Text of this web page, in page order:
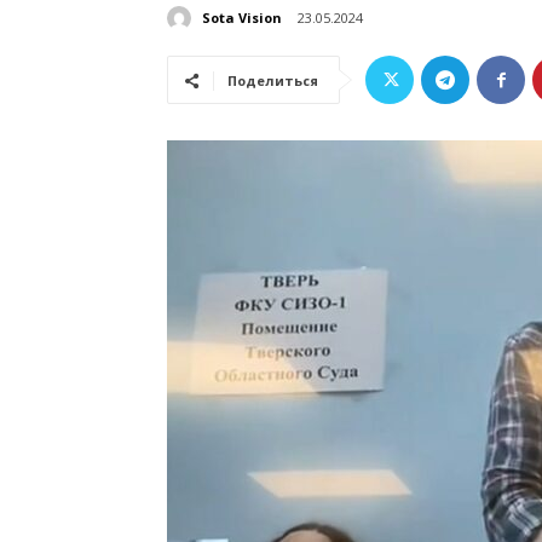
Sota Vision 23.05.2024
Поделиться